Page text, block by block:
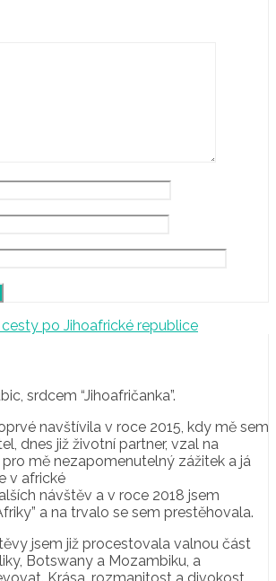
srdcem “Jihoafričanka”.
navštívila v roce 2015, kdy mě sem
dnes již životní partner, vzal na
mě nezapomenutelný zážitek a já
v africké
návštěv a v roce 2018 jsem
a na trvalo se sem prestěhovala.
jsem již procestovala valnou část
Botswany a Mozambiku, a